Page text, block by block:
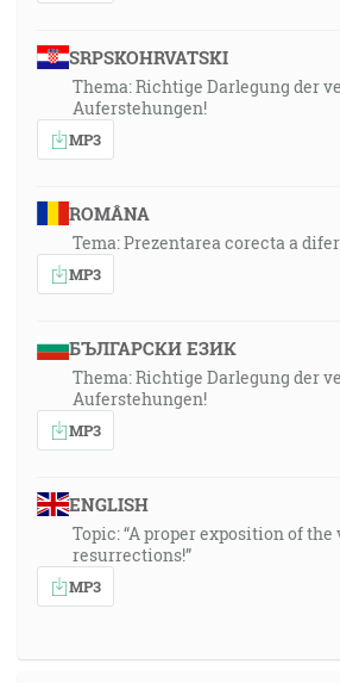
SRPSKOHRVATSKI
Thema: Richtige Darlegung der
Auferstehungen!
MP3
ROMÂNA
Tema: Prezentarea corecta a
MP3
БЪЛГАРСКИ ЕЗИК
Thema: Richtige Darlegung der
Auferstehungen!
MP3
ENGLISH
Topic: “A proper exposition of
resurrections!”
MP3